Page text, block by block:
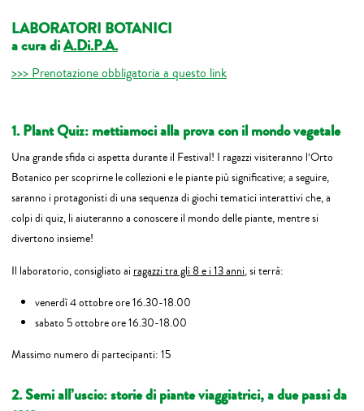
LABORATORI BOTANICI
a cura diA.Di.P.A.
>>> Prenotazione obbligatoria a questo link
1. Plant Quiz: mettiamoci alla prova con il mondo vegetale
Una grande sfida ci aspetta durante il Festival! I ragazzi visiteranno l’Orto
Botanico per scoprirne le collezioni e le piante più significative; a seguire,
saranno i protagonisti di una sequenza di giochi tematici interattivi che, a
colpi di quiz, li aiuteranno a conoscere il mondo delle piante, mentre si
divertono insieme!
Il laboratorio, consigliato ai ragazzi tra gli 8 e i 13 anni, si terrà:
venerdì 4 ottobre ore 16.30-18.00
sabato 5 ottobre ore 16.30-18.00
Massimo numero di partecipanti: 15
2. Semi all’uscio: storie di piante viaggiatrici, a due passi da